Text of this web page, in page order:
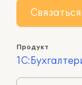
Связаться
Продукт